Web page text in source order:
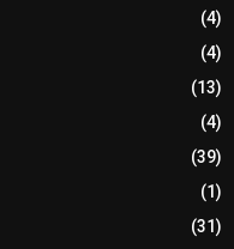
(4)
(4)
(13)
(4)
(39)
(1)
(31)